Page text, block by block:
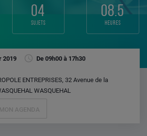
04
sujets
08.5
heures
2019
De 09h00 à 17h30
ENTREPRISES, 32 Avenue de la
WASQUEHAL